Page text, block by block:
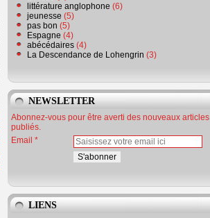
littérature anglophone (6)
jeunesse (5)
pas bon (5)
Espagne (4)
abécédaires (4)
La Descendance de Lohengrin (3)
NEWSLETTER
Abonnez-vous pour être averti des nouveaux articles
publiés.
Email
LIENS